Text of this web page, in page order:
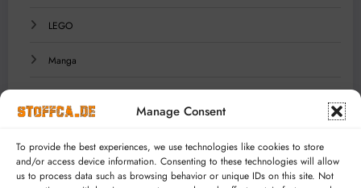
Manage Consent
To provide the best experiences, we use technologies like cookies to store
and/or access device information. Consenting to these technologies will allow
us to process data such as browsing behavior or unique IDs on this site. Not
LEGO
Manga
Serien